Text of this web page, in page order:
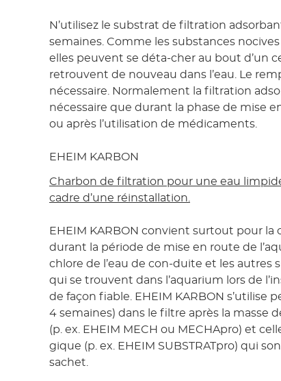
N’utilisez le substrat de filtration
semaines. Comme les substances
elles peuvent se déta-cher au bout d’un
retrouvent de nouveau dans l’eau. Le
nécessaire. Normalement la filtration
nécessaire que durant la phase de mise
ou après l’utilisation de médicaments.
EHEIM KARBON
Charbon de filtration pour une eau
cadre d’une réinstallation.
EHEIM KARBON convient surtout pour la
durant la période de mise en route de
chlore de l’eau de con-duite et les autres
qui se trouvent dans l’aquarium lors de
de façon fiable. EHEIM KARBON s’utilise
4 semaines) dans le filtre après la masse
(p. ex. EHEIM MECH ou MECHApro) et
gique (p. ex. EHEIM SUBSTRATpro) qui
sachet.